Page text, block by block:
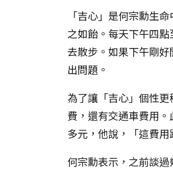
「吉心」是何宗勳生
之如飴。每天下午四
去散步。如果下午剛
出問題。
為了讓「吉心」個性
費，還有交通車費用
多元，他說，「這費用
何宗勳表示，之前談